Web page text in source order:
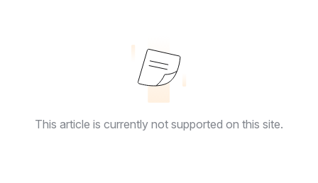
This article is currently not supported on this site.